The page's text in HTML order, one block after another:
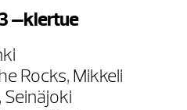
–kiertue
Rocks, Mikkeli
Seinäjoki